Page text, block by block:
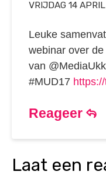
VRIJDAG 14
Leuke
webinar over
van
#MUD17
Reageer
laat een